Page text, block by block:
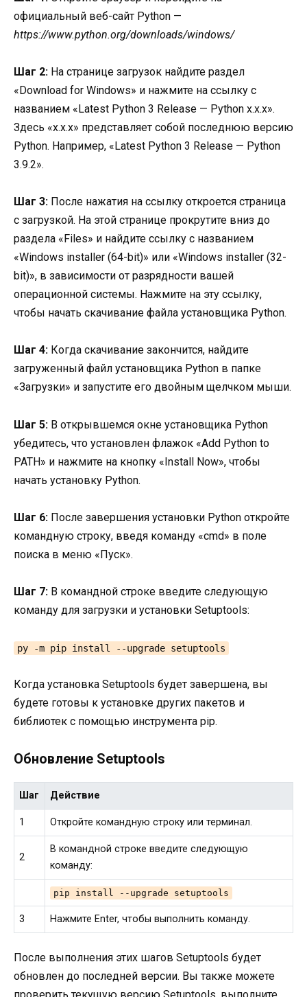
официальный веб-сайт Python —
https://www.python.org/downloads/windows/
Шаг 2: На странице загрузок найдите раздел
«Download for Windows» и нажмите на ссылку с
названием «Latest Python 3 Release — Python x.x.x».
Здесь «x.x.x» представляет собой последнюю версию
Python. Например, «Latest Python 3 Release — Python
3.9.2».
Шаг 3: После нажатия на ссылку откроется страница
с загрузкой. На этой странице прокрутите вниз до
раздела «Files» и найдите ссылку с названием
«Windows installer (64-bit)» или «Windows installer (32-
bit)», в зависимости от разрядности вашей
операционной системы. Нажмите на эту ссылку,
чтобы начать скачивание файла установщика Python.
Шаг 4: Когда скачивание закончится, найдите
загруженный файл установщика Python в папке
«Загрузки» и запустите его двойным щелчком мыши.
Шаг 5: В открывшемся окне установщика Python
убедитесь, что установлен флажок «Add Python to
PATH» и нажмите на кнопку «Install Now», чтобы
начать установку Python.
Шаг 6: После завершения установки Python откройте
командную строку, введя команду «cmd» в поле
поиска в меню «Пуск».
Шаг 7: В командной строке введите следующую
команду для загрузки и установки Setuptools:
py -m pip install --upgrade setuptools
Когда установка Setuptools будет завершена, вы
будете готовы к установке других пакетов и
библиотек с помощью инструмента pip.
Обновление Setuptools
Шаг Действие
1 Откройте командную строку или терминал.
2
В командной строке введите следующую
команду:
pip install --upgrade setuptools
3 Нажмите Enter, чтобы выполнить команду.
После выполнения этих шагов Setuptools будет
обновлен до последней версии. Вы также можете